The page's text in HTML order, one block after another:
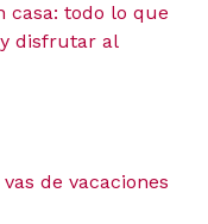
casa: todo lo que
disfrutar al
de vacaciones